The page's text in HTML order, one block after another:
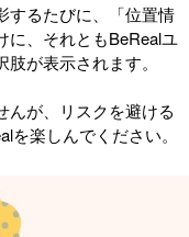
するたびに、「位置情
に、それともBeRealユ
が表示されます。
んが、リスクを避ける
楽しんでください。